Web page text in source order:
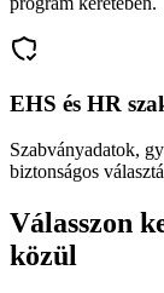
EHS és HR
Szabványadatok,
biztonságos
Válasszon
közül